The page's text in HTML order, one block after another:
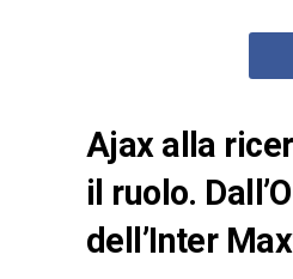
Ajax alla
il ruolo.
dell’Inter